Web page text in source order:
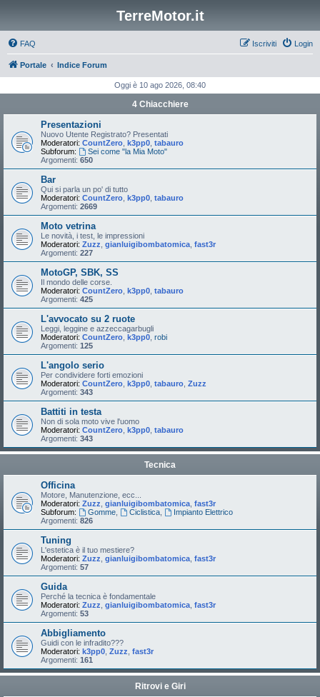
TerreMotor.it
FAQ Login
Iscriviti
Portale Indice Forum
Oggi è 10 ago 2026, 08:40
4 Chiacchiere
Presentazioni
Nuovo Utente Registrato? Presentati
Moderatori: CountZero k3pp0 tabauro
Subforum:
Sei come "la Mia Moto"
Argomenti: 650
Bar
Qui si parla un po' di tutto
Moderatori: CountZero k3pp0 tabauro
Argomenti: 2669
Moto vetrina
Le novità, i test, le impressioni
Moderatori: Zuzz gianluigibombatomica fast3r
Argomenti: 227
MotoGP, SBK, SS
Il mondo delle corse.
Moderatori: CountZero k3pp0 tabauro
Argomenti: 425
L'avvocato su 2 ruote
Leggi, leggine e azzeccagarbugli
Moderatori: CountZero k3pp0 robi
Argomenti: 125
L'angolo serio
Per condividere forti emozioni
Moderatori: CountZero k3pp0 tabauro Zuzz
Argomenti: 343
Battiti in testa
Non di sola moto vive l'uomo
Moderatori: CountZero k3pp0 tabauro
Argomenti: 343
Tecnica
Officina
Motore, Manutenzione, ecc...
Moderatori: Zuzz gianluigibombatomica fast3r
Subforum:
Gomme, Ciclistica,
Impianto Elettrico
Argomenti: 826
Tuning
L'estetica è il tuo mestiere?
Moderatori: Zuzz gianluigibombatomica fast3r
Argomenti: 57
Guida
Perché la tecnica è fondamentale
Moderatori: Zuzz gianluigibombatomica fast3r
Argomenti: 53
Abbigliamento
Guidi con le infradito???
Moderatori: k3pp0 Zuzz fast3r
Argomenti: 161
Ritrovi e Giri